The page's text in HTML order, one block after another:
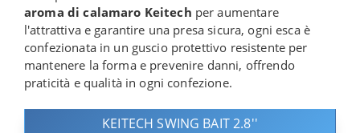
aroma di calamaro Keitech per aumentare
l'attrattiva e garantire una presa sicura, ogni esca è
confezionata in un guscio protettivo resistente per
mantenere la forma e prevenire danni, offrendo
praticità e qualità in ogni confezione.
KEITECH SWING BAIT 2.8''